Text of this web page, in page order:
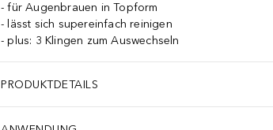
für Augenbrauen in Topform
lässt sich supereinfach reinigen
plus: 3 Klingen zum Auswechseln
PRODUKTDETAILS